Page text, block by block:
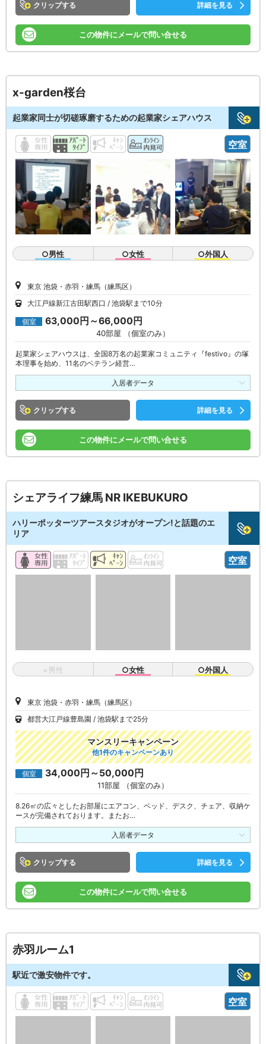
クリップ 詳細を見る
この物件にメールで問い合せる
x-garden桜台
起業家同士が切磋琢磨するための起業家シェアハウス
空室
○男性 ○女性 ○外国人
東京 池袋・赤羽・練馬（練馬区）
大江戸線新江古田駅西口
池袋駅まで10分
個室 63,000円～66,000円
40部屋 （個室のみ）
起業家シェアハウスは、全国8万名の起業家コミュニティ『festivo』の塚
本理事を始め、11名のベテラン経営…
入居者データ
クリップ 詳細を見る
この物件にメールで問い合せる
シェアライフ練馬 NR IKEBUKURO
ハリーポッターツアースタジオがオープン!と話題のエ
リア
空室
×男性 ○女性 ○外国人
東京 池袋・赤羽・練馬（練馬区）
都営大江戸線豊島園
池袋駅まで25分
マンスリーキャンペーン
他1件のキャンペーンあり
個室 34,000円～50,000円
11部屋 （個室のみ）
8.26㎡の広々としたお部屋にエアコン、ベッド、デスク、チェア、収納ケ
ースが完備されております。またお…
入居者データ
クリップ 詳細を見る
この物件にメールで問い合せる
赤羽ルーム1
駅近で激安物件です。
空室